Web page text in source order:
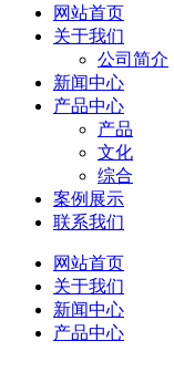
网站首页
关于我们
公司简介
新闻中心
产品中心
产品
文化
综合
案例展示
联系我们
网站首页
关于我们
新闻中心
产品中心